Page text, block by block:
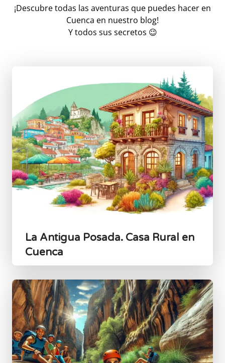
¡Descubre todas las aventuras que puedes hacer en
Cuenca en nuestro blog!
Y todos sus secretos 😉
La Antigua Posada. Casa Rural en
Cuenca